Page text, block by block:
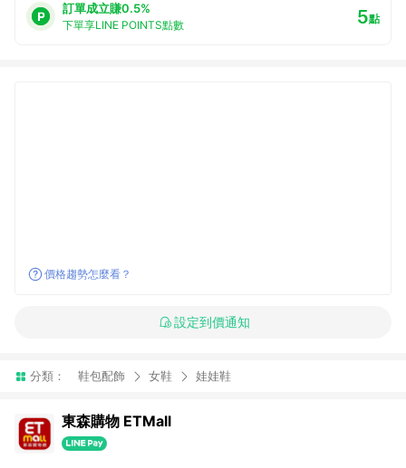
訂單成立賺0.5%
下單享LINE POINTS點數 5點
價格趨勢怎麼看？
設定到價通知
分類： 鞋包配飾 女鞋 娃娃鞋
東森購物 ETMall